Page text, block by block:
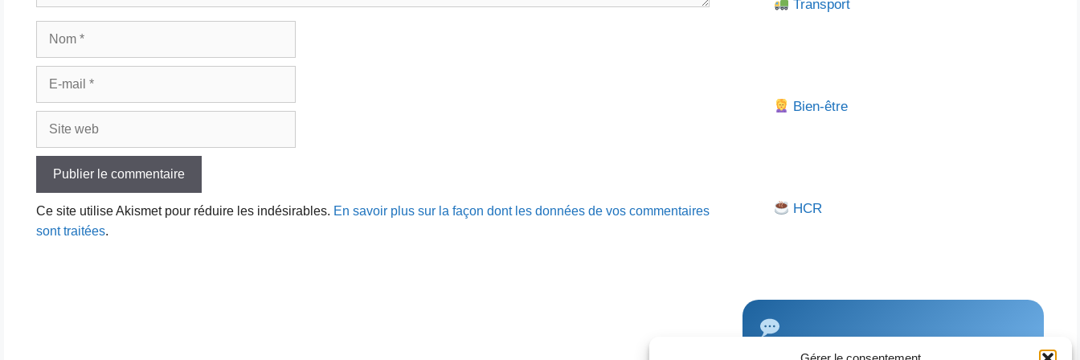
Ce site utilise Akismet pour réduire les indésirables. En savoir plus sur la façon dont les données de vos commentaires
sont traitées.
Transport
Bien-être
HCR